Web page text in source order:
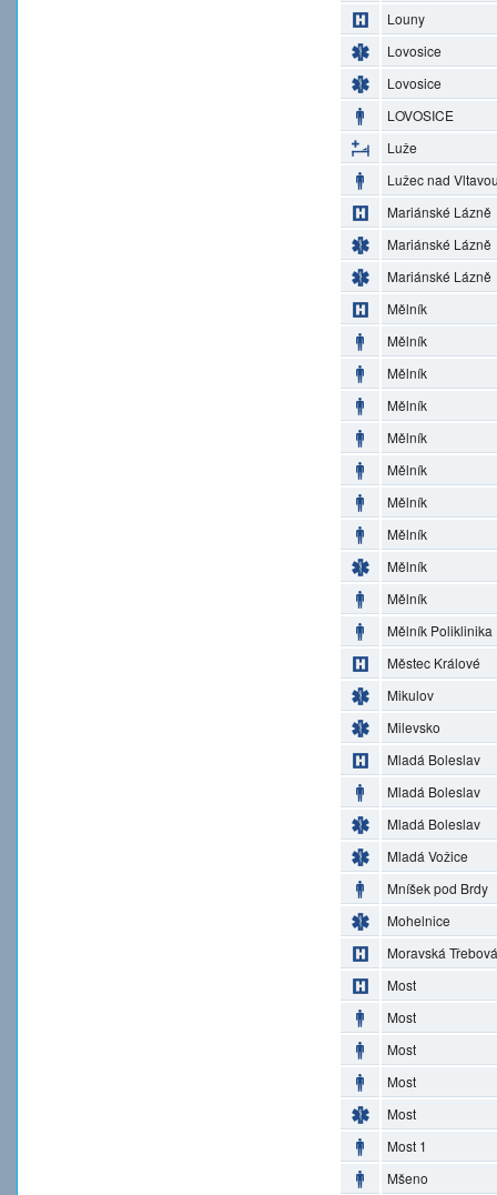
Louny
Lovosice
Lovosice
LOVOSICE
Luže
Lužec nad
Mariánské Lázně
Mariánské Lázně
Mariánské Lázně
Mělník
Mělník
Mělník
Mělník
Mělník
Mělník
Mělník
Mělník
Mělník
Mělník
Mělník Poliklinika
Městec Králové
Mikulov
Milevsko
Mladá Boleslav
Mladá Boleslav
Mladá Boleslav
Mladá Vožice
Mníšek pod Brdy
Mohelnice
Moravská Třebová
Most
Most
Most
Most
Most
Most 1
Mšeno